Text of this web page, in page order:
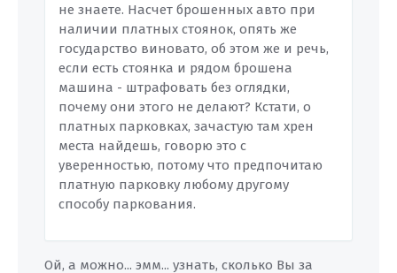
не знаете. Насчет брошенных авто при
наличии платных стоянок, опять же
государство виновато, об этом же и речь,
если есть стоянка и рядом брошена
машина - штрафовать без оглядки,
почему они этого не делают? Кстати, о
платных парковках, зачастую там хрен
места найдешь, говорю это с
уверенностью, потому что предпочитаю
платную парковку любому другому
способу паркования.
Ой, а можно... эмм... узнать, сколько Вы за